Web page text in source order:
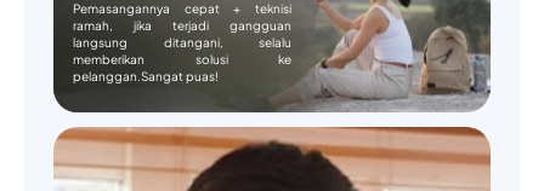
Pemasangannya cepat + teknisi
ramah, jika terjadi gangguan
langsung ditangani, selalu
memberikan solusi ke
pelanggan.Sangat puas!